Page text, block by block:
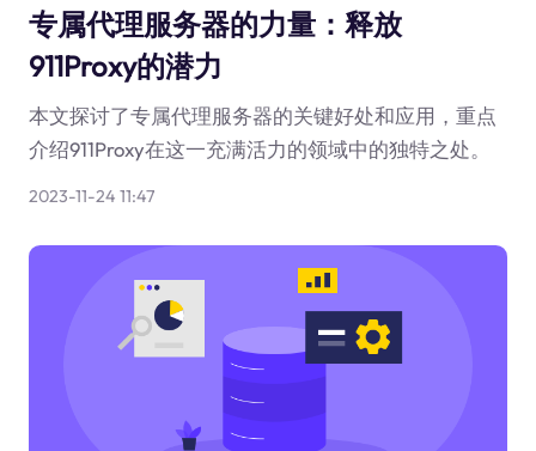
专属代理服务器的力量：释放
911Proxy的潜力
本文探讨了专属代理服务器的关键好处和应用，重点
介绍911Proxy在这一充满活力的领域中的独特之处。
2023-11-24 11:47